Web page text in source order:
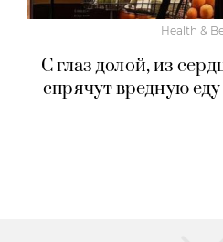
Health &
С глаз долой, из
спрячут вредную